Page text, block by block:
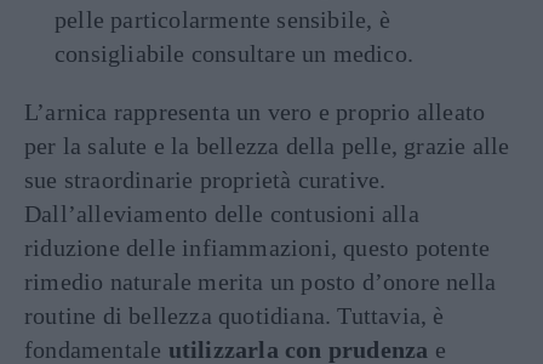
pelle particolarmente sensibile, è
consigliabile consultare un medico.
L’arnica rappresenta un vero e proprio alleato
per la salute e la bellezza della pelle, grazie alle
sue straordinarie proprietà curative.
Dall’alleviamento delle contusioni alla
riduzione delle infiammazioni, questo potente
rimedio naturale merita un posto d’onore nella
routine di bellezza quotidiana. Tuttavia, è
fondamentale utilizzarla con prudenza e